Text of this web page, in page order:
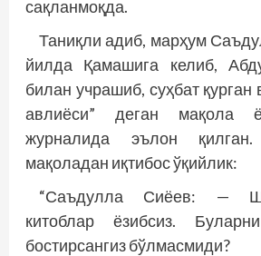
сақланмоқда.
Таниқли адиб, марҳум
йилда Қамашига келиб,
билан учрашиб, суҳбат қурган
авлиёси” деган мақола
журналида эълон
мақоладан иқтибос ўқийлик:
“Саъдулла Сиёев: —
китоблар ёзибсиз.
бостирсангиз бўлмасмиди?